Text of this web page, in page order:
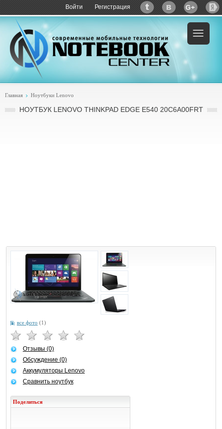
Войти Регистрация
Главная Ноутбуки Lenovo
НОУТБУК LENOVO THINKPAD EDGE E540 20C6A00FRT
все фото (1)
Отзывы (0)
Обсуждение (0)
Аккумуляторы Lenovo
Сравнить ноутбук
Поделиться